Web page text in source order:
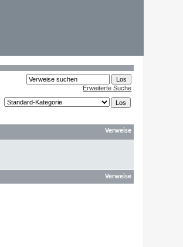
Erweiterte Suche
Verweise
Verweise